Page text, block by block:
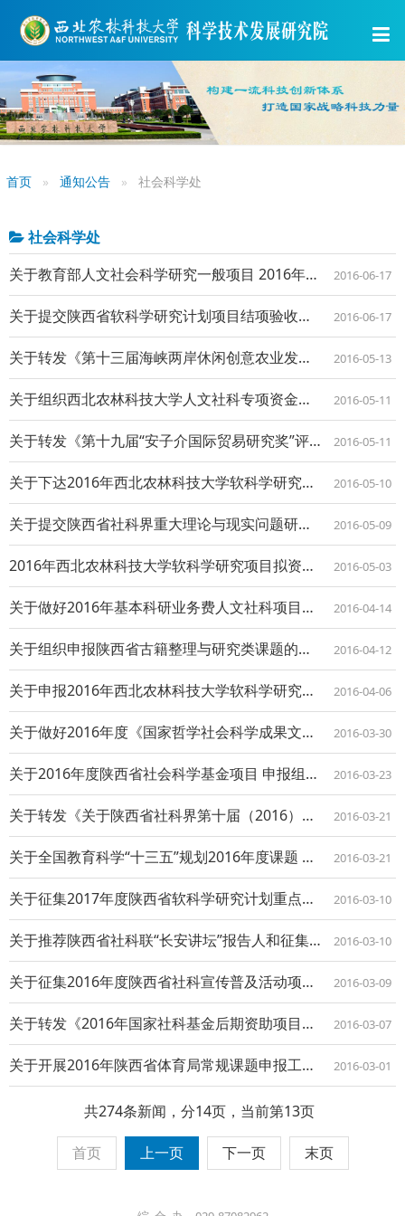
首页 通知公告 社会科学处
社会科学处
关于教育部人文社会科学研究一般项目 2016年度中期检查工作的通知
2016-06-17
关于提交陕西省软科学研究计划项目结项验收材料的通知 2016-06-17
关于转发《第十三届海峡两岸休闲创意农业发展 学术研讨会征文通知》的通知 2016-05-13
关于组织西北农林科技大学人文社科专项资金项目验收的通知 2016-05-11
关于转发《第十九届“安子介国际贸易研究奖”评奖 工作的通知》的通知 2016-05-11
关于下达2016年西北农林科技大学软科学研究项目资助计划的通知 2016-05-10
关于提交陕西省社科界重大理论与现实问题研究项目结项材料的通知 2016-05-09
2016年西北农林科技大学软科学研究项目拟资助项目公示 2016-05-03
关于做好2016年基本科研业务费人文社科项目立项工作的通知 2016-04-14
关于组织申报陕西省古籍整理与研究类课题的通知 2016-04-12
关于申报2016年西北农林科技大学软科学研究项目的通知 2016-04-06
关于做好2016年度《国家哲学社会科学成果文库》申报工作的通知 2016-03-30
关于2016年度陕西省社会科学基金项目 申报组织工作的通知 2016-03-23
关于转发《关于陕西省社科界第十届（2016）学术年汇 有关事项的通知》的通知 2016-03-21
关于全国教育科学“十三五”规划2016年度课题 组织申报工作的通知 2016-03-21
关于征集2017年度陕西省软科学研究计划重点项目选题建议的通知 2016-03-10
关于推荐陕西省社科联“长安讲坛”报告人和征集 2016年度讲座选题的通知 2016-03-10
关于征集2016年度陕西省社科宣传普及活动项目的通知 2016-03-09
关于转发《2016年国家社科基金后期资助项目申报公告》的通知 2016-03-07
关于开展2016年陕西省体育局常规课题申报工作的通知 2016-03-01
共274条新闻，分14页，当前第13页
首页 上一页 下一页 末页